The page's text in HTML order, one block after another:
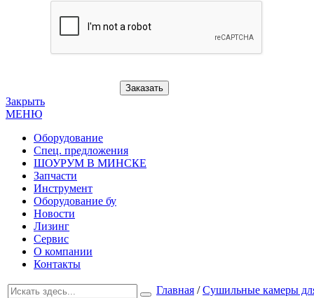
Заказать
Закрыть
МЕНЮ
Оборудование
Спец. предложения
ШОУРУМ В МИНСКЕ
Запчасти
Инструмент
Оборудование бу
Новости
Лизинг
Сервис
О компании
Контакты
Главная /Сушильные камеры